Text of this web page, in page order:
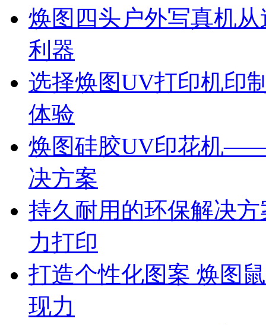
焕图四头户外写真机
利器
选择焕图UV打印机印
体验
焕图硅胶UV印花机
决方案
持久耐用的环保解决
力打印
打造个性化图案 焕图
现力